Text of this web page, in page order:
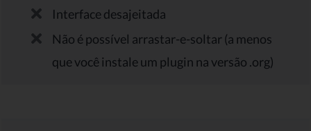
Interface desajeitada
Não é possível arrastar-e-soltar (a menos
que você instale um plugin na versão .org)